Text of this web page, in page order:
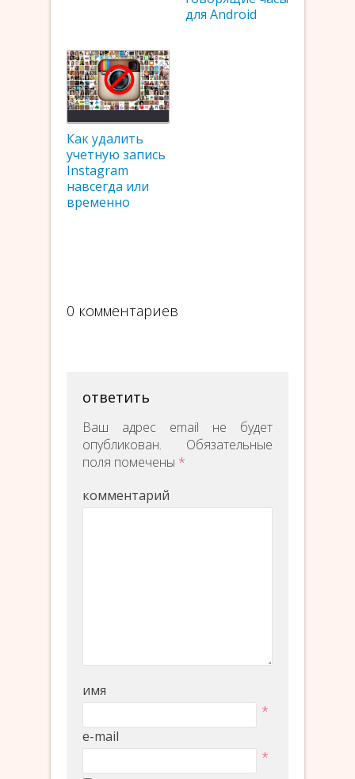
для Android
Как удалить
учетную запись
Instagram
навсегда или
временно
0 комментариев
ответить
Ваш адрес email не будет
опубликован.
Обязательные
поля помечены *
комментарий
имя
*
e-mail
*